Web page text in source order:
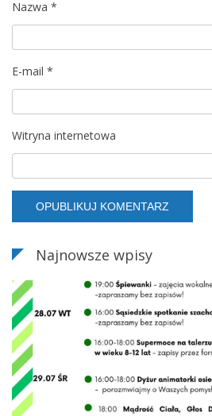
Nazwa *
E-mail *
Witryna internetowa
Najnowsze wpisy